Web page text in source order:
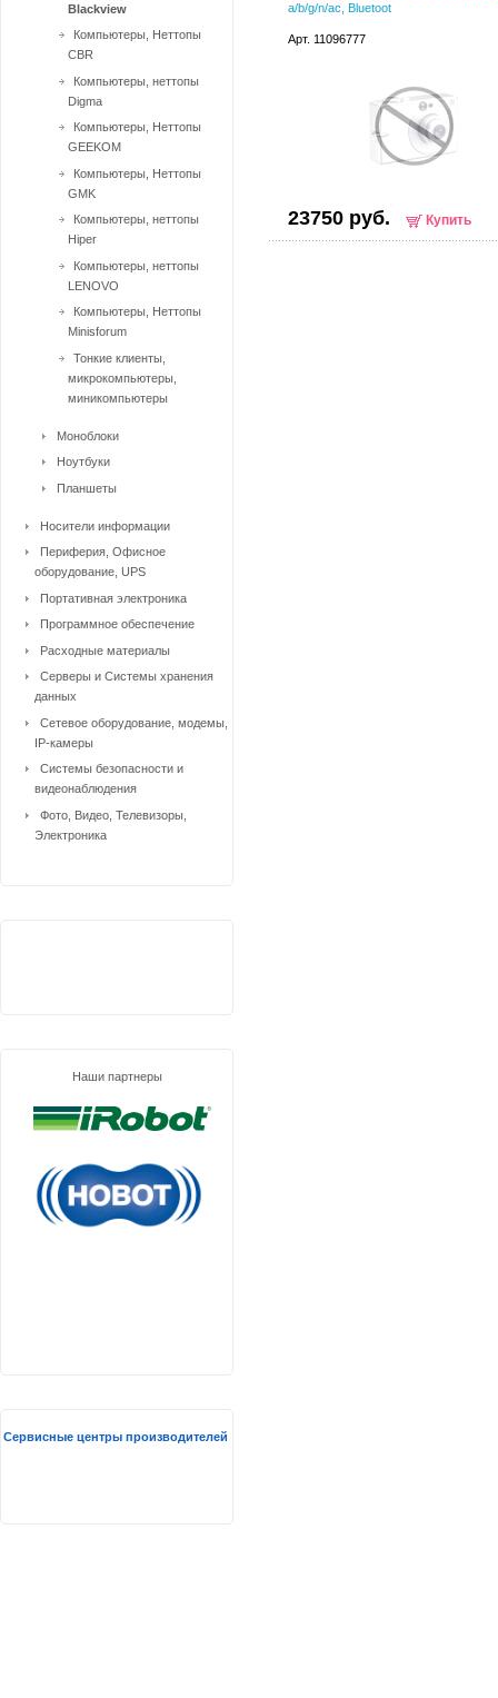
a/b/g/n/ac, Bluetoot
Арт. 11096777
23750 руб. Купить
Blackview
Компьютеры, Неттопы
CBR
Компьютеры, неттопы
Digma
Компьютеры, Неттопы
GEEKOM
Компьютеры, Неттопы
GMK
Компьютеры, неттопы
Hiper
Компьютеры, неттопы
LENOVO
Компьютеры, Неттопы
Minisforum
Тонкие клиенты,
микрокомпьютеры,
миникомпьютеры
Моноблоки
Ноутбуки
Планшеты
Носители информации
Периферия, Офисное
оборудование, UPS
Портативная электроника
Программное обеспечение
Расходные материалы
Серверы и Системы хранения
данных
Сетевое оборудование, модемы,
IP-камеры
Системы безопасности и
видеонаблюдения
Фото, Видео, Телевизоры,
Электроника
Наши партнеры
Сервисные центры производителей